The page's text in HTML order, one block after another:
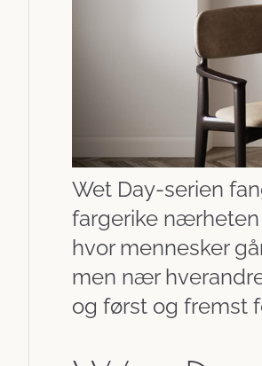
Wet Day-serien
fargerike nærheten
hvor mennesker
men nær
og først og fremst